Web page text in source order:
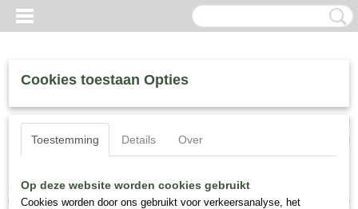
Inloggen Registreren
(0)
Home >Perris, Fragrance>Perris Arancia Di Sicilia, 100 ml.
Cookies toestaan Opties
Toestemming Details Over
Op deze website worden cookies gebruikt
Cookies worden door ons gebruikt voor verkeersanalyse, het